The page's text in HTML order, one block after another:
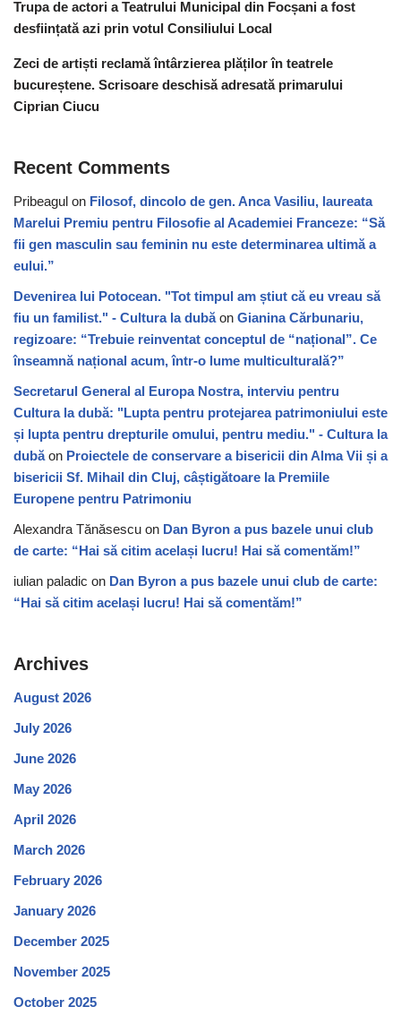
Trupa de actori a Teatrului Municipal din Focșani a fost
desființată azi prin votul Consiliului Local
Zeci de artiști reclamă întârzierea plăților în teatrele
bucureștene. Scrisoare deschisă adresată primarului
Ciprian Ciucu
Recent Comments
Pribeagul on Filosof, dincolo de gen. Anca Vasiliu, laureata
Marelui Premiu pentru Filosofie al Academiei Franceze: “Să
fii gen masculin sau feminin nu este determinarea ultimă a
eului.”
Devenirea lui Potocean. "Tot timpul am știut că eu vreau să
fiu un familist." - Cultura la dubăon Gianina Cărbunariu,
regizoare: “Trebuie reinventat conceptul de “național”. Ce
înseamnă național acum, într-o lume multiculturală?”
Secretarul General al Europa Nostra, interviu pentru
Cultura la dubă: "Lupta pentru protejarea patrimoniului este
și lupta pentru drepturile omului, pentru mediu." - Cultura la
dubăon Proiectele de conservare a bisericii din Alma Vii și a
bisericii Sf. Mihail din Cluj, câștigătoare la Premiile
Europene pentru Patrimoniu
Alexandra Tănăsescu on Dan Byron a pus bazele unui club
de carte: “Hai să citim același lucru! Hai să comentăm!”
iulian paladic on Dan Byron a pus bazele unui club de carte:
“Hai să citim același lucru! Hai să comentăm!”
Archives
August 2026
July 2026
June 2026
May 2026
April 2026
March 2026
February 2026
January 2026
December 2025
November 2025
October 2025